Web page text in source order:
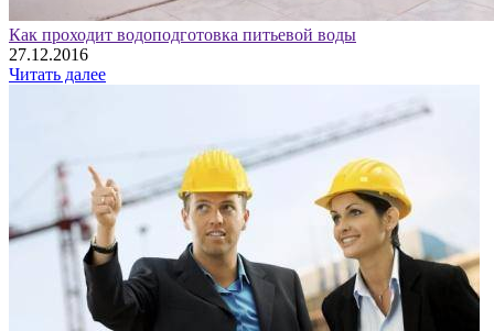
Как проходит водоподготовка питьевой воды
27.12.2016
Читать далее